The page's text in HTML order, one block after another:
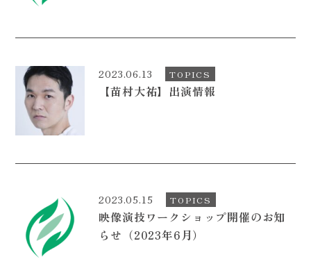
2023.06.13 TOPICS
【苗村大祐】出演情報
2023.05.15 TOPICS
映像演技ワークショップ開催のお知
らせ（2023年6月）